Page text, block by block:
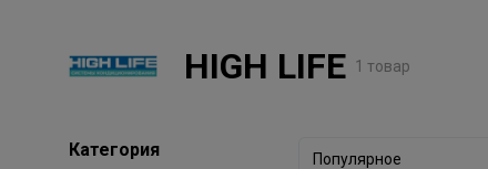
HIGH LIFE 1 товар
Категория Популярное